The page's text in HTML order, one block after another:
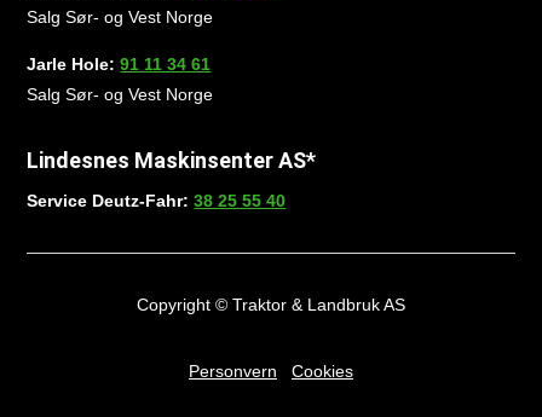
Salg Sør- og Vest Norge
Jarle Hole:91 11 34 61
Salg Sør- og Vest Norge
Lindesnes Maskinsenter AS*
Service Deutz-Fahr:38 25 55 40
Copyright © Traktor & Landbruk AS
Personvern Cookies